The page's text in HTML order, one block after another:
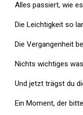
Alles passiert, wie
Die Leichtigkeit so
Die Vergangenheit
Nichts wichtiges
Und jetzt trägst du
Ein Moment, der